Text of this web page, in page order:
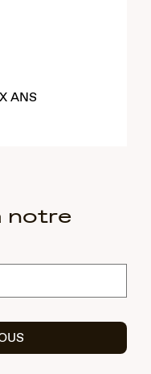
ANS
notre